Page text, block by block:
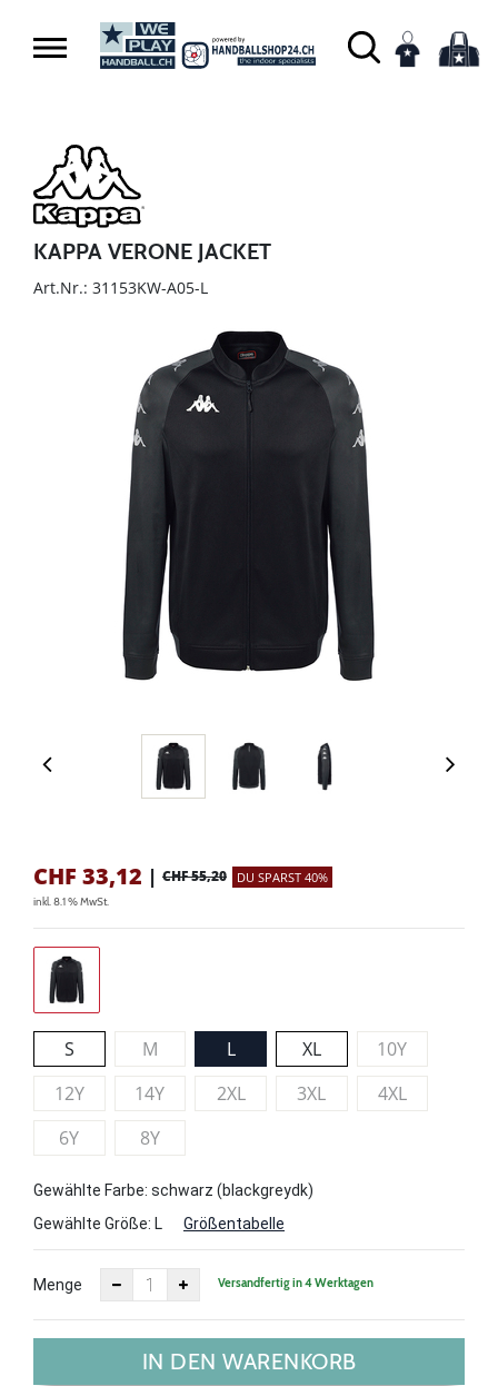
KAPPA VERONE JACKET
Art.Nr.: 31153KW-A05-L
CHF 33,12 | CHF 55,20 DU SPARST 40%
inkl. 8.1 % MwSt.
S M L XL
10Y
12Y
14Y 2XL 3XL
4XL
6Y
8Y
Gewählte Farbe: schwarz (blackgreydk)
Gewählte Größe: L Größentabelle
Menge Versandfertig in 4 Werktagen
IN DEN WARENKORB